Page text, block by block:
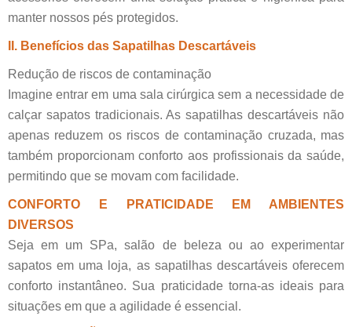
manter nossos pés protegidos.
II. Benefícios das Sapatilhas Descartáveis
Redução de riscos de contaminação
Imagine entrar em uma sala cirúrgica sem a necessidade de
calçar sapatos tradicionais. As sapatilhas descartáveis não
apenas reduzem os riscos de contaminação cruzada, mas
também proporcionam conforto aos profissionais da saúde,
permitindo que se movam com facilidade.
CONFORTO E PRATICIDADE EM AMBIENTES
DIVERSOS
Seja em um SPa, salão de beleza ou ao experimentar
sapatos em uma loja, as sapatilhas descartáveis oferecem
conforto instantâneo. Sua praticidade torna-as ideais para
situações em que a agilidade é essencial.